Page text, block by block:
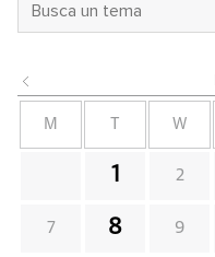
M W
1 2
7 8 9